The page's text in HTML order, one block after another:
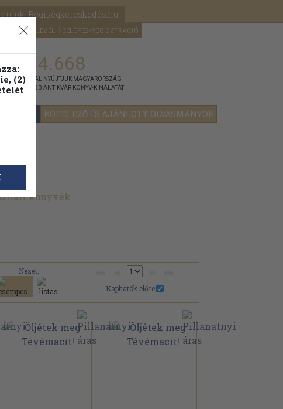
Régiségkereskedés.hu
HÍRLEVÉL BELÉPÉS/REGISZTRÁCIÓ
KÖTELEZŐ ÉS AJÁNLOTT OLVASMÁNYOK
1.144.668
KIADVÁNNYAL NYÚJTJUK MAGYARORSZÁG
LEGNAGYOBB ANTIKVÁR KÖNYV-KÍNÁLATÁT
könyvek
Nézet:
Kaphatók előre:
(2)